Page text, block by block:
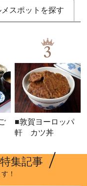
メスポットを探す
3
■敦賀ヨーロッパ
軒 カツ丼
集記事
！